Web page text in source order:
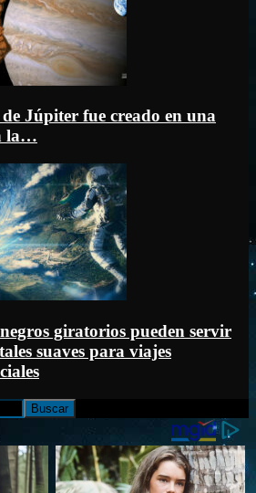
Júpiter fue creado en una
la…
giratorios pueden servir
suaves para viajes